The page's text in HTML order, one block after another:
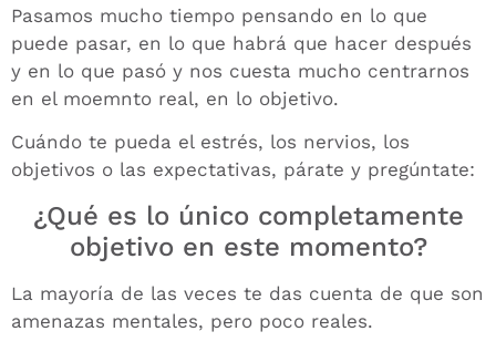
Pasamos mucho tiempo pensando en lo que
puede pasar, en lo que habrá que hacer después
y en lo que pasó y nos cuesta mucho centrarnos
en el moemnto real, en lo objetivo.
Cuándo te pueda el estrés, los nervios, los
objetivos o las expectativas, párate y pregúntate:
¿Qué es lo único completamente
objetivo en este momento?
La mayoría de las veces te das cuenta de que son
amenazas mentales, pero poco reales.